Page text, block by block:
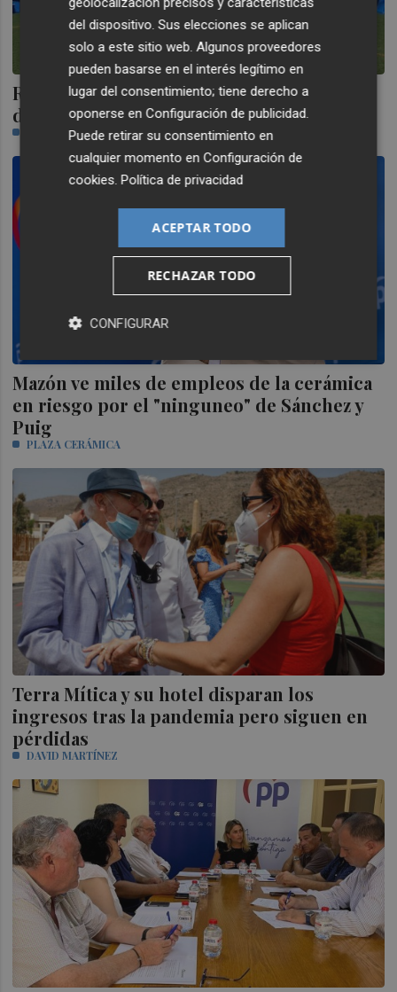
Ramón Soria estrenará 2023 como nuevo
director deportivo del CD Castellón
JOSE LUIS GUAL | ÓSCAR MANTECA
Mazón ve miles de empleos de la cerámica
en riesgo por el "ninguneo" de Sánchez y
Puig
PLAZA CERÁMICA
Terra Mítica y su hotel disparan los
ingresos tras la pandemia pero siguen en
pérdidas
DAVID MARTÍNEZ
del dispositivo. Sus elecciones se aplican
solo a este sitio web. Algunos proveedores
pueden basarse en el interés legítimo en
lugar del consentimiento; tiene derecho a
oponerse enConfiguración de publicidad.
Puede retirar su consentimiento en
cualquier momento enConfiguración de
cookies.Política de privacidad
ACEPTAR TODO
RECHAZAR TODO
CONFIGURAR